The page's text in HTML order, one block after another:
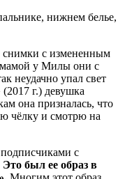
снимки с измененным
мамой у Милы они с
неудачно упал свет
г.) девушка
она призналась, что
чёлку и смотрю на
подписчиками с
Это был ее образ в